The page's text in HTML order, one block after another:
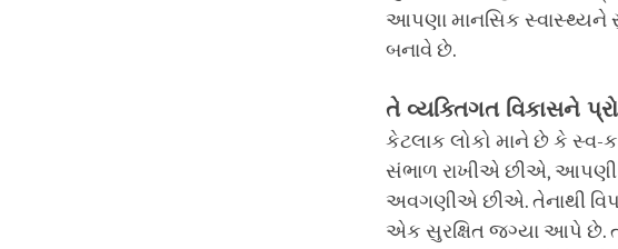
આપણા માનસિક સ્વાસ્થ્યને
બનાવે છે.
તે વ્યક્તિગત વિકાસને
કેટલાક લોકો માને છે કે
સંભાળ રાખીએ છીએ, આપણી
અવગણીએ છીએ. તેનાથી
એક સુરક્ષિત જગ્યા આપે છે.